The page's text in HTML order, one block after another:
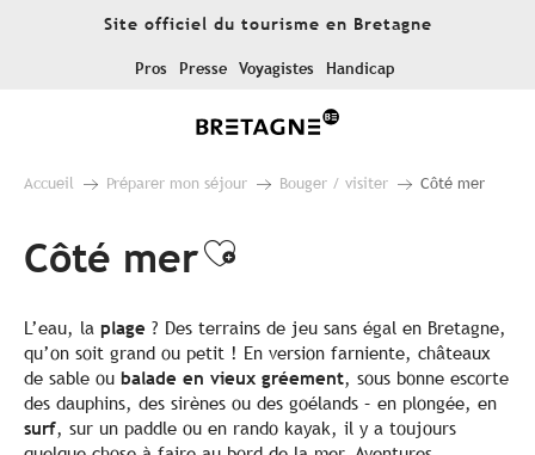
Site officiel du tourisme en Bretagne
Pros Presse Voyagistes Handicap
Accueil Préparer mon séjour Bouger / visiter Côté mer
Côté merAjouter aux
L’eau, la plage ? Des terrains de jeu sans égal en Bretagne,
qu’on soit grand ou petit ! En version farniente, châteaux
de sable ou balade en vieux gréement, sous bonne escorte
des dauphins, des sirènes ou des goélands – en plongée, en
surf, sur un paddle ou en rando kayak, il y a toujours